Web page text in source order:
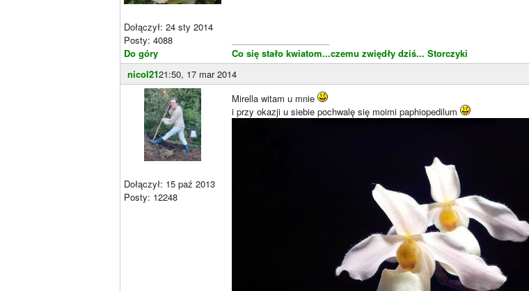
Dołączył: 24 sty 2014
Posty: 4088
Do góry
Co się stało kwiatom...czemu zwiędły dziś... Storczyki
nicol2121:50, 17 mar 2014
Dołączył: 15 paź 2013
Posty: 12248
Mirella witam u mnie
i przy okazji u siebie pochwalę się moimi paphiopedilum